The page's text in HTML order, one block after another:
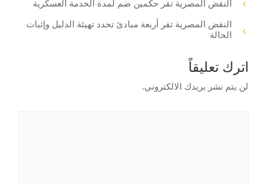
النقض المصرية تقر حكمين ضم لمدة الخدمة العسكرية
النقض المصرية تقر أربعة مبادئ تحدد تهيئة الدليل وإثبات
الحالة
اترك تعليقاً
لن يتم نشر بريدك الالكتروني.